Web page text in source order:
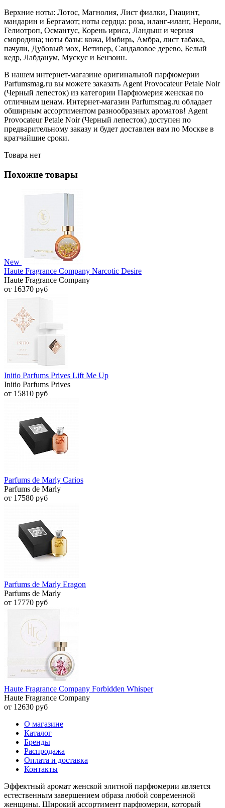
Верхние ноты: Лотос, Магнолия, Лист фиалки, Гиацинт,
мандарин и Бергамот; ноты сердца: роза, иланг-иланг, Нероли,
Гелиотроп, Османтус, Корень ириса, Ландыш и черная
смородина; ноты базы: кожа, Имбирь, Амбра, лист табака,
пачули, Дубовый мох, Ветивер, Сандаловое дерево, Белый
кедр, Лабданум, Мускус и Бензоин.
В нашем интернет-магазине оригинальной парфюмерии
Parfumsmag.ru вы можете заказать Agent Provocateur Petale Noir
(Черный лепесток) из категории Парфюмерия женская по
отличным ценам. Интернет-магазин Parfumsmag.ru обладает
обширным ассортиментом разнообразных ароматов! Agent
Provocateur Petale Noir (Черный лепесток) доступен по
предварительному заказу и будет доставлен вам по Москве в
кратчайшие сроки.
Товара нет
Похожие товары
New
Haute Fragrance Company Narcotic Desire
Haute Fragrance Company
от 16370 руб
Initio Parfums Prives Lift Me Up
Initio Parfums Prives
от 15810 руб
Parfums de Marly Carios
Parfums de Marly
от 17580 руб
Parfums de Marly Eragon
Parfums de Marly
от 17770 руб
Haute Fragrance Company Forbidden Whisper
Haute Fragrance Company
от 12630 руб
О магазине
Каталог
Бренды
Распродажа
Оплата и доставка
Контакты
Эффектный аромат женской элитной парфюмерии является
естественным завершением образа любой современной
женщины. Широкий ассортимент парфюмерии, который